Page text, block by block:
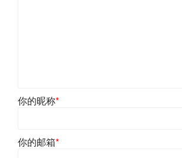
你的昵称*
你的邮箱*